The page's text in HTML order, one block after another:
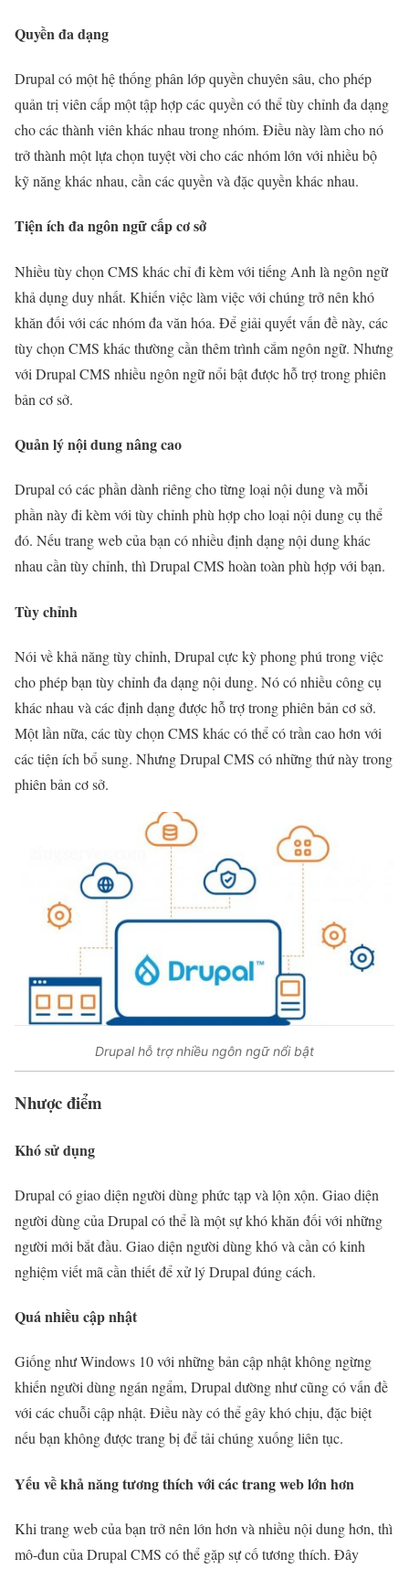
Quyền đa dạng
Drupal có một hệ thống phân lớp quyền chuyên sâu, cho phép
quản trị viên cấp một tập hợp các quyền có thể tùy chỉnh đa dạng
cho các thành viên khác nhau trong nhóm. Điều này làm cho nó
trở thành một lựa chọn tuyệt vời cho các nhóm lớn với nhiều bộ
kỹ năng khác nhau, cần các quyền và đặc quyền khác nhau.
Tiện ích đa ngôn ngữ cấp cơ sở
Nhiều tùy chọn CMS khác chỉ đi kèm với tiếng Anh là ngôn ngữ
khả dụng duy nhất. Khiến việc làm việc với chúng trở nên khó
khăn đối với các nhóm đa văn hóa. Để giải quyết vấn đề này, các
tùy chọn CMS khác thường cần thêm trình cắm ngôn ngữ. Nhưng
với Drupal CMS nhiều ngôn ngữ nổi bật được hỗ trợ trong phiên
bản cơ sở.
Quản lý nội dung nâng cao
Drupal có các phần dành riêng cho từng loại nội dung và mỗi
phần này đi kèm với tùy chỉnh phù hợp cho loại nội dung cụ thể
đó. Nếu trang web của bạn có nhiều định dạng nội dung khác
nhau cần tùy chỉnh, thì Drupal CMS hoàn toàn phù hợp với bạn.
Tùy chỉnh
Nói về khả năng tùy chỉnh, Drupal cực kỳ phong phú trong việc
cho phép bạn tùy chỉnh đa dạng nội dung. Nó có nhiều công cụ
khác nhau và các định dạng được hỗ trợ trong phiên bản cơ sở.
Một lần nữa, các tùy chọn CMS khác có thể có trần cao hơn với
các tiện ích bổ sung. Nhưng Drupal CMS có những thứ này trong
phiên bản cơ sở.
Drupal hỗ trợ nhiều ngôn ngữ nổi bật
Nhược điểm
Khó sử dụng
Drupal có giao diện người dùng phức tạp và lộn xộn. Giao diện
người dùng của Drupal có thể là một sự khó khăn đối với những
người mới bắt đầu. Giao diện người dùng khó và cần có kinh
nghiệm viết mã cần thiết để xử lý Drupal đúng cách.
Quá nhiều cập nhật
Giống như Windows 10 với những bản cập nhật không ngừng
khiến người dùng ngán ngẩm, Drupal dường như cũng có vấn đề
với các chuỗi cập nhật. Điều này có thể gây khó chịu, đặc biệt
nếu bạn không được trang bị để tải chúng xuống liên tục.
Yếu về khả năng tương thích với các trang web lớn hơn
Khi trang web của bạn trở nên lớn hơn và nhiều nội dung hơn, thì
mô-đun của Drupal CMS có thể gặp sự cố tương thích. Đây